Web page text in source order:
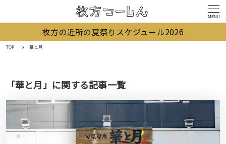
MENU
枚方の近所の夏祭りスケジュール2026
TOP 華と月
「華と月」に関する記事一覧